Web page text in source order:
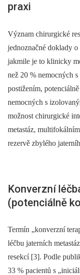
praxi
Význam chirurgické
jednoznačné doklady
jakmile je to klinicky
než 20 % nemocných
postižením,
nemocných s
možnost chirurgické
metastáz,
rezervě zbylého
Konverzní
(potenciálně
Termín „konverzní
léčbu jaterních
resekcí [3]. Podle
33 % pacientů s